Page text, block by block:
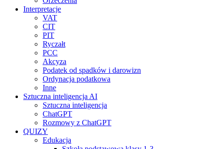
Interpretacje
VAT
CIT
PIT
Ryczałt
PCC
Akcyza
Podatek od spadków i darowizn
Ordynacja podatkowa
Inne
Sztuczna inteligencja AI
Sztuczna inteligencja
ChatGPT
Rozmowy z ChatGPT
QUIZY
Edukacja